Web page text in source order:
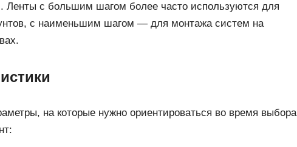
Ленты с большим шагом более часто используются для
с наименьшим шагом — для монтажа систем на
на которые нужно ориентироваться во время выбора